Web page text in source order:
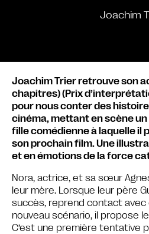
Joachim
Joachim Trier retrouve son
chapitres) (Prix
pour nous conter des
cinéma, mettant en scène
fille comédienne à laquelle il
son prochain film. Une
et en émotions de la force
Nora, actrice, et sa sœur
leur mère. Lorsque leur père
succès, reprend contact avec
nouveau scénario, il propose
C’est une première tentative